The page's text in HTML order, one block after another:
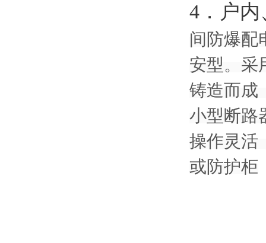
4．户
间防爆配
安型。采
铸造而成
小型断路
操作灵活
或防护柜